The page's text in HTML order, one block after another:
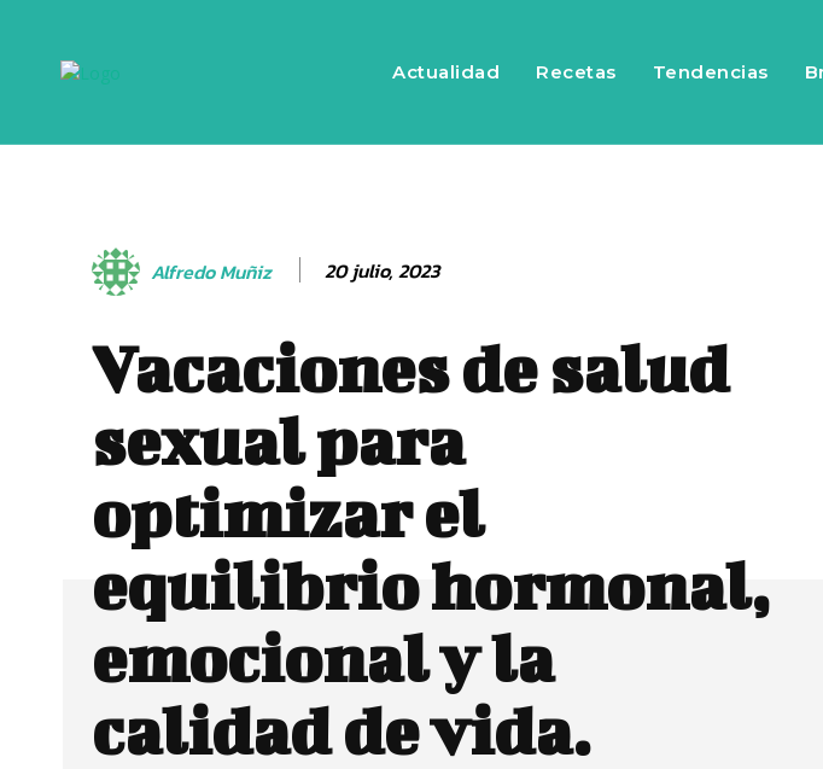
Actualidad Recetas Tendencias
Alfredo Muñiz 20 julio, 2023
Vacaciones de salud
sexual para
optimizar el
equilibrio hormonal,
emocional y la
calidad de vida.